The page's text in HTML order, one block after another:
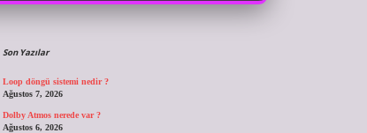
Sidebar
Son Yazılar
Loop döngü sistemi nedir ?
Ağustos 7, 2026
Dolby Atmos nerede var ?
Ağustos 6, 2026